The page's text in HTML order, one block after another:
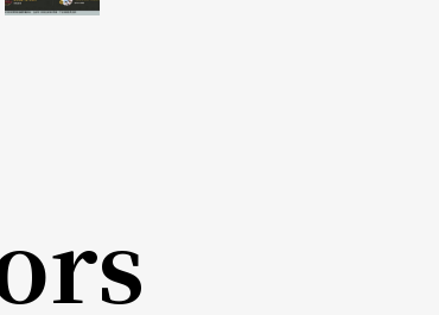
，惟仍待展現更多觀眾開發潛能。新開幕場館
比重的在地與外地觀眾集客魅力，無論在地觀